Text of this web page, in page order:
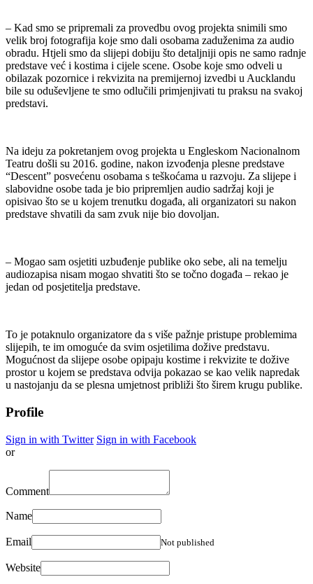
– Kad smo se pripremali za provedbu ovog projekta snimili smo
velik broj fotografija koje smo dali osobama zaduženima za audio
obradu. Htjeli smo da slijepi dobiju što detaljniji opis ne samo radnje
predstave već i kostima i cijele scene. Osobe koje smo odveli u
obilazak pozornice i rekvizita na premijernoj izvedbi u Aucklandu
bile su oduševljene te smo odlučili primjenjivati tu praksu na svakoj
predstavi.
Na ideju za pokretanjem ovog projekta u Engleskom Nacionalnom
Teatru došli su 2016. godine, nakon izvođenja plesne predstave
“Descent” posvećenu osobama s teškoćama u razvoju. Za slijepe i
slabovidne osobe tada je bio pripremljen audio sadržaj koji je
opisivao što se u kojem trenutku događa, ali organizatori su nakon
predstave shvatili da sam zvuk nije bio dovoljan.
– Mogao sam osjetiti uzbuđenje publike oko sebe, ali na temelju
audiozapisa nisam mogao shvatiti što se točno događa – rekao je
jedan od posjetitelja predstave.
To je potaknulo organizatore da s više pažnje pristupe problemima
slijepih, te im omoguće da svim osjetilima dožive predstavu.
Mogućnost da slijepe osobe opipaju kostime i rekvizite te dožive
prostor u kojem se predstava odvija pokazao se kao velik napredak
u nastojanju da se plesna umjetnost približi što širem krugu publike.
Profile
Sign in with Twitter Sign in with Facebook
or
Comment
Name
Email Not published
Website